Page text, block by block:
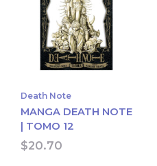
Death Note
MANGA DEATH NOTE
| TOMO 12
$20.70